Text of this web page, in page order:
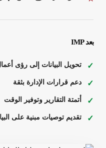
بعد IMP
تحويل البيانات إلى رؤى
دعم قرارات الإدارة بثقة
أتمتة التقارير وتوفير الوقت
تقديم توصيات مبنية على